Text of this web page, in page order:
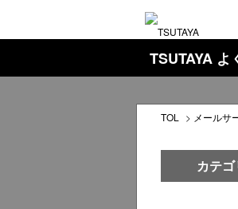
TSUTAYA
TOL > メールサ
カテ